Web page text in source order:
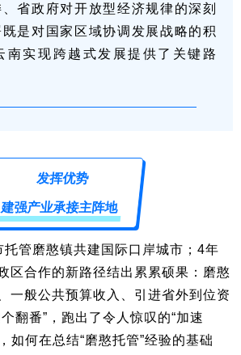
省政府对开放型经济规律的深刻
是对国家区域协调发展战略的积
南实现跨越式发展提供了关键路
发挥优势
建强产业承接主阵地
托管磨憨镇共建国际口岸城市；4年
区合作的新路径结出累累硕果：磨憨
一般公共预算收入、引进省外到位资
翻番”，跑出了令人惊叹的“加速
如何在总结“磨憨托管”经验的基础